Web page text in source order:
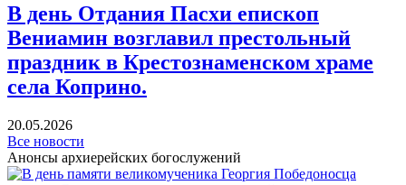
В день Отдания Пасхи епископ
Вениамин возглавил престольный
праздник в Крестознаменском храме
села Коприно.
20.05.2026
Все новости
Анонсы архиерейских богослужений